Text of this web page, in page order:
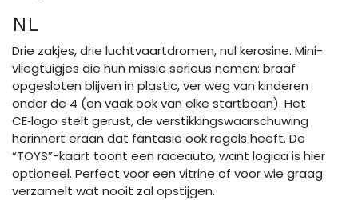
NL
Drie zakjes, drie luchtvaartdromen, nul kerosine. Mini-
vliegtuigjes die hun missie serieus nemen: braaf
opgesloten blijven in plastic, ver weg van kinderen
onder de 4 (en vaak ook van elke startbaan). Het
CE‑logo stelt gerust, de verstikkingswaarschuwing
herinnert eraan dat fantasie ook regels heeft. De
“TOYS”-kaart toont een raceauto, want logica is hier
optioneel. Perfect voor een vitrine of voor wie graag
verzamelt wat nooit zal opstijgen.